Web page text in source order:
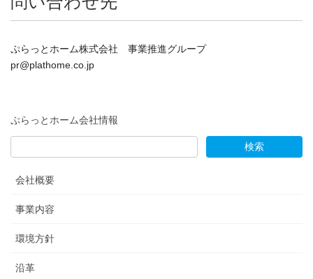
ぷらっとホーム株式会社 事業推進グループ
pr@plathome.co.jp
ぷらっとホーム会社情報
会社概要
事業内容
環境方針
沿革